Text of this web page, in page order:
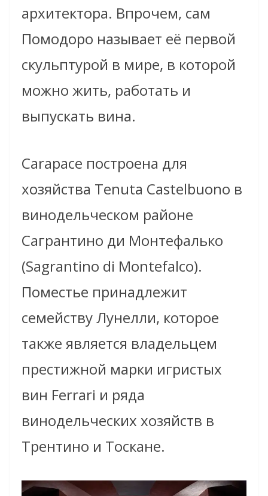
архитектора. Впрочем, сам
Помодоро называет её первой
скульптурой в мире, в которой
можно жить, работать и
выпускать вина.
Carapace построена для
хозяйства Tenuta Castelbuono в
винодельческом районе
Сагрантино ди Монтефалько
(Sagrantino di Montefalco).
Поместье принадлежит
семейству Лунелли, которое
также является владельцем
престижной марки игристых
вин Ferrari и ряда
винодельческих хозяйств в
Трентино и Тоскане.